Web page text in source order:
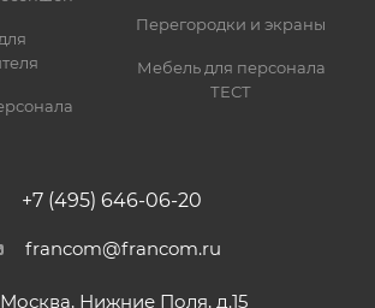
Перегородки и экраны
Мебель для персонала
ТЕСТ
+7 (495) 646-06-20
francom@francom.ru
Москва, Нижние Поля, д.15